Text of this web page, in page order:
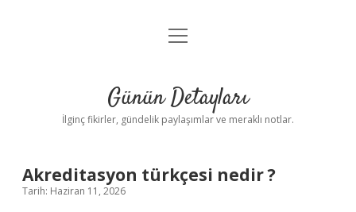
Gizlilik Politikası
Yasal Uyarı
menüyü
Günün Detayları
İlginç fikirler, gündelik paylaşımlar ve meraklı notlar.
Akreditasyon türkçesi nedir ?
Tarih: Haziran 11, 2026